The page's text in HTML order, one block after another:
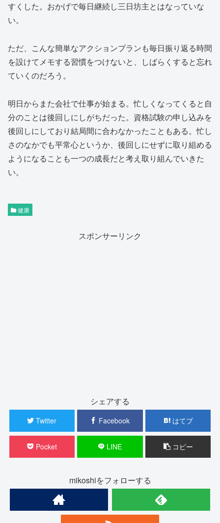
すくした。おかげで毎日継続し三日坊主とはなっていな
い。
ただ、こんな簡単なアクションプランも毎日振り返る時間
を設けてメモする習慣をつけないと、しばらくすると忘れ
ていくのだろう。
明日からまた会社で仕事が始まる。忙しくなってくると自
分のことは後回しにしがちだった。資格試験の申し込みを
後回しにしており結局間に合わなかったこともある。忙し
さのなかでも平常心というか、後回しにせずに取り組める
ようになることも一つの成長だと考え取り組んでいきた
い。
健康
スポンサーリンク
シェアする
Twitter Facebook はてブ
Pocket LINE コピー
mikoshiをフォローする